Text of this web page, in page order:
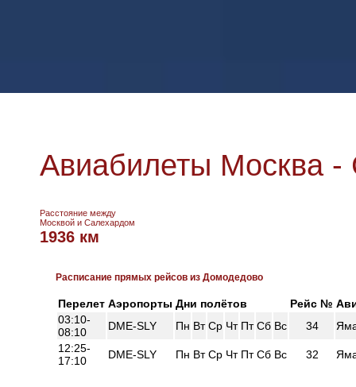
Авиабилеты Москва -
Расстояние между
Москвой и Салехардом
1936 км
Расписание прямых рейсов из Домодедово
Перелет Аэропорты Дни полётов Рейс №
03:10-
08:10
DME-SLY Пн Вт Ср Чт Пт Сб Вс 34
12:25-
17:10
DME-SLY Пн Вт Ср Чт Пт Сб Вс 32